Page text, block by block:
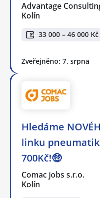
Advantage
Kolín
33 000 – 46 000 Kč
Zveřejněno: 7. srpna
Hledáme
linku
700Kč!🤑
Comac jobs s.r.o.
Kolín